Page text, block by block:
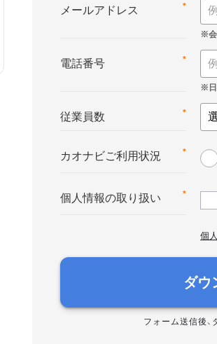
*
メールアドレス
*
電話番号
*
従業員数
*
カオナビご利用状況
*
個人情報の取り扱い
個
ダウ
フォーム送信後